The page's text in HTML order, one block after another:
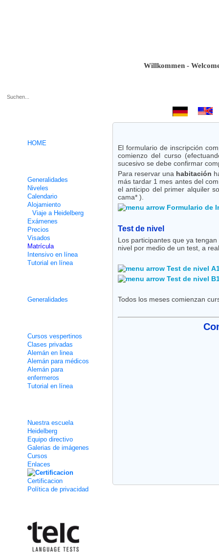
Willkommen - Welcome -
HOME
Generalidades
Niveles
Calendario
Alojamiento
Viaje a Heidelberg
Exámenes
Precios
Visados
Matrícula
Intensivo en línea
Tutorial en línea
Generalidades
Cursos vespertinos
Clases privadas
Alemán en linea
Alemán para médicos
Alemán para
enfermeros
Tutorial en línea
Nuestra escuela
Heidelberg
Equipo directivo
Galerias de imágenes
Cursos
Enlaces
Certificacion
Política de privacidad
El formulario de inscripción
comienzo del curso
sucesivo se debe confirmar
Para reservar una habitación
más tardar 1 mes antes del
el anticipo del primer alquiler
cama* ).
Formulario de
Test de nivel
Los participantes que ya
nivel por medio de un test, a
Test de nivel
Test de nivel
Todos los meses comienzan